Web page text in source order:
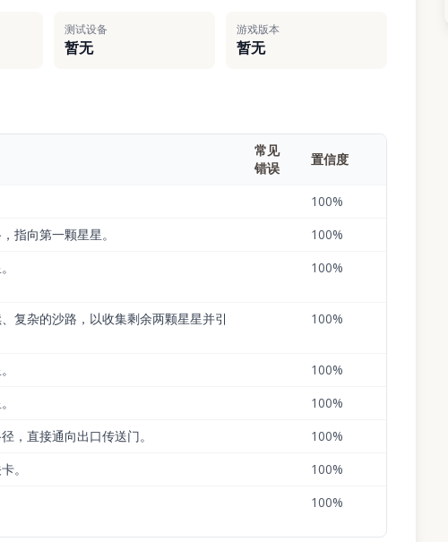
测试设备
暂无
游戏版本
暂无
常见
错误
置信度
100%
指向第一颗星星。 100%
100%
复杂的沙路，以收集剩余两颗星星并引
100%
100%
100%
，直接通向出口传送门。 100%
。 100%
100%